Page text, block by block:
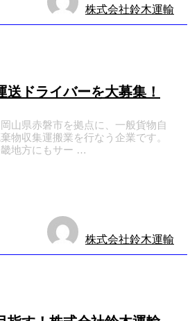
株式会社鈴木運輸
送ドライバーを大募集！
山県赤磐市を拠点に、一般貨物自
物収集運搬業を行なう企業です。
地方にもサー …
株式会社鈴木運輸